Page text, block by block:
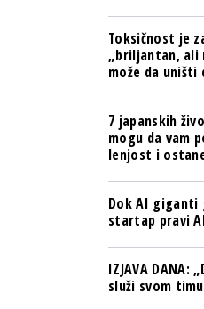
Toksičnost je
„briljantan, ali
može da uništi
7 japanskih
mogu da vam
lenjost i
Dok AI giganti
startap pravi
IZJAVA
služi svom